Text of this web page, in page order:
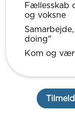
Fællesskab
og voksne
doing"
Kom og vær